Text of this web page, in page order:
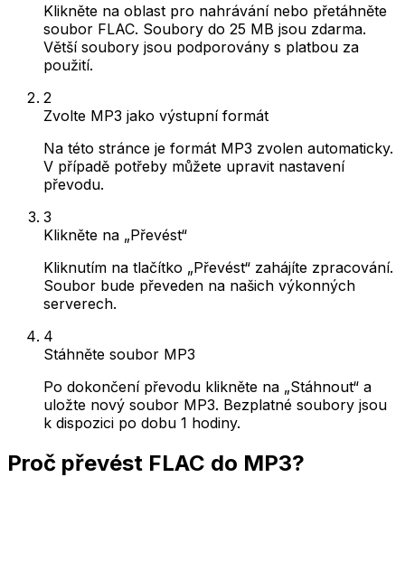
Klikněte na oblast pro nahrávání nebo přetáhněte
soubor FLAC. Soubory do 25 MB jsou zdarma.
Větší soubory jsou podporovány s platbou za
použití.
2
Zvolte MP3 jako výstupní formát
Na této stránce je formát MP3 zvolen automaticky.
V případě potřeby můžete upravit nastavení
převodu.
3
Klikněte na „Převést“
Kliknutím na tlačítko „Převést“ zahájíte zpracování.
Soubor bude převeden na našich výkonných
serverech.
4
Stáhněte soubor MP3
Po dokončení převodu klikněte na „Stáhnout“ a
uložte nový soubor MP3. Bezplatné soubory jsou
k dispozici po dobu 1 hodiny.
Proč převést FLAC do MP3?